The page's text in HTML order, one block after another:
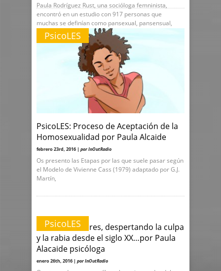
Paula Rodríguez Rust, una socióloga femninista,
encontró en un estudio con 917 personas que
muchas se definían como pansexual, pansensual,
polisexual y ambisexual, entre otros. En general
PsicoLES
PsicoLES: Proceso de Aceptación de la
Homosexualidad por Paula Alcaide
febrero 23rd, 2016 | por InOutRadio
Os presento las Etapas por las que suele pasar según
el Modelo de Vivienne Cass (1979) adaptado por G.J.
Martín,
PsicoLES
PsícoLES: Madres, despertando la culpa
y la rabia desde el siglo XX…por Paula
Alacaide psicóloga
enero 26th, 2016 | por InOutRadio